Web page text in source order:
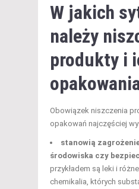
W jakich
należy
produkty i
Obowiązek niszczenia
opakowań najczęściej
stanowią
środowiska czy
przykładem są leki i
chemikalia, których